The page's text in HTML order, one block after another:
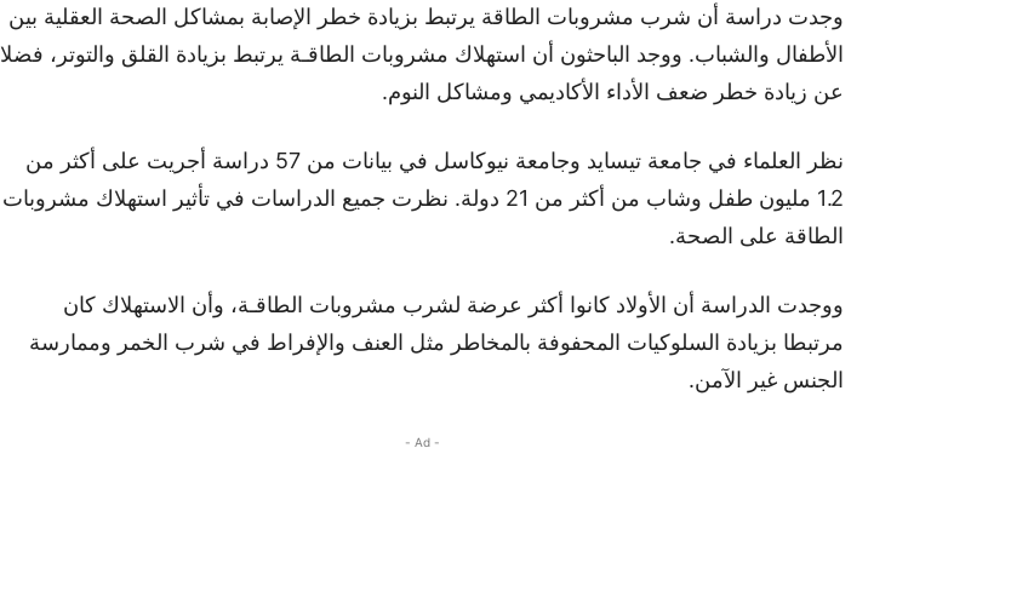
وجدت دراسة أن شرب مشروبات الطاقة يرتبط بزيادة خطر الإصابة بمشاكل الصحة العقلية بين
الأطفال والشباب. ووجد الباحثون أن استهلاك مشروبات الطاقـة يرتبط بزيادة القلق والتوتر، فضلا
عن زيادة خطر ضعف الأداء الأكاديمي ومشاكل النوم.
نظر العلماء في جامعة تيسايد وجامعة نيوكاسل في بيانات من 57 دراسة أجريت على أكثر من
1.2 مليون طفل وشاب من أكثر من 21 دولة. نظرت جميع الدراسات في تأثير استهلاك مشروبات
الطاقة على الصحة.
ووجدت الدراسة أن الأولاد كانوا أكثر عرضة لشرب مشروبات الطاقـة، وأن الاستهلاك كان
مرتبطا بزيادة السلوكيات المحفوفة بالمخاطر مثل العنف والإفراط في شرب الخمر وممارسة
الجنس غير الآمن.
- Ad -